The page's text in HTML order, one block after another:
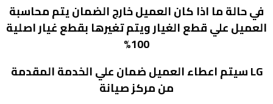
في حالة ما اذا كان العميل خارج الضمان يتم محاسبة
العميل علي قطع الغيار ويتم تغيرها بقطع غيار اصلية
100%
LGسيتم اعطاء العميل ضمان علي الخدمة المقدمة
من مركز صيانة